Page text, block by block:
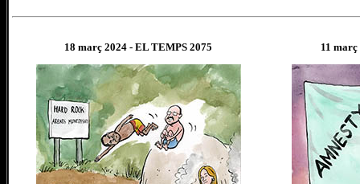
18 març 2024 - EL TEMPS 2075 11 març